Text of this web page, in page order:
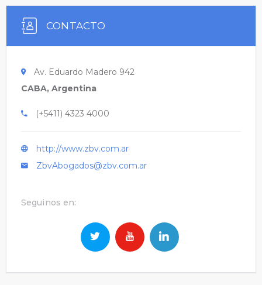
CONTACTO
Av. Eduardo Madero 942
CABA, Argentina
(+5411) 4323 4000
http://www.zbv.com.ar
ZbvAbogados@zbv.com.ar
Seguinos en: